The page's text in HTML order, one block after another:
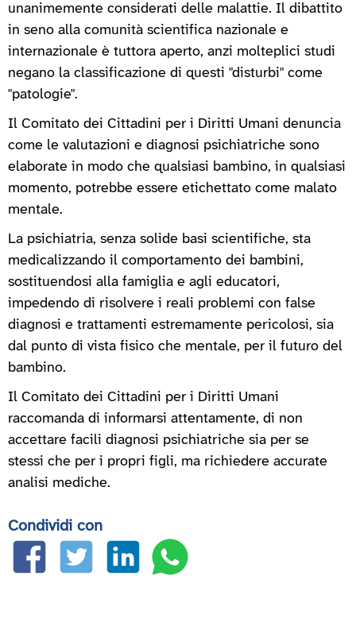
unanimemente considerati delle malattie. Il dibattito
in seno alla comunità scientifica nazionale e
internazionale è tuttora aperto, anzi molteplici studi
negano la classificazione di questi "disturbi" come
"patologie".
Il Comitato dei Cittadini per i Diritti Umani denuncia
come le valutazioni e diagnosi psichiatriche sono
elaborate in modo che qualsiasi bambino, in qualsiasi
momento, potrebbe essere etichettato come malato
mentale.
La psichiatria, senza solide basi scientifiche, sta
medicalizzando il comportamento dei bambini,
sostituendosi alla famiglia e agli educatori,
impedendo di risolvere i reali problemi con false
diagnosi e trattamenti estremamente pericolosi, sia
dal punto di vista fisico che mentale, per il futuro del
bambino.
Il Comitato dei Cittadini per i Diritti Umani
raccomanda di informarsi attentamente, di non
accettare facili diagnosi psichiatriche sia per se
stessi che per i propri figli, ma richiedere accurate
analisi mediche.
Condividi con